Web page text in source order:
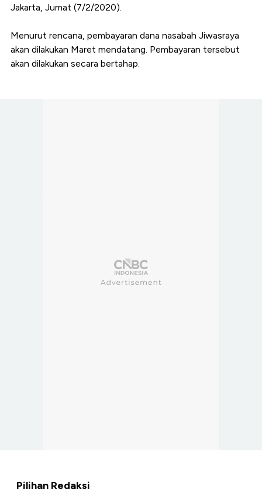
Jakarta, Jumat (7/2/2020).
Menurut rencana, pembayaran dana nasabah Jiwasraya
akan dilakukan Maret mendatang. Pembayaran tersebut
akan dilakukan secara bertahap.
Pilihan Redaksi